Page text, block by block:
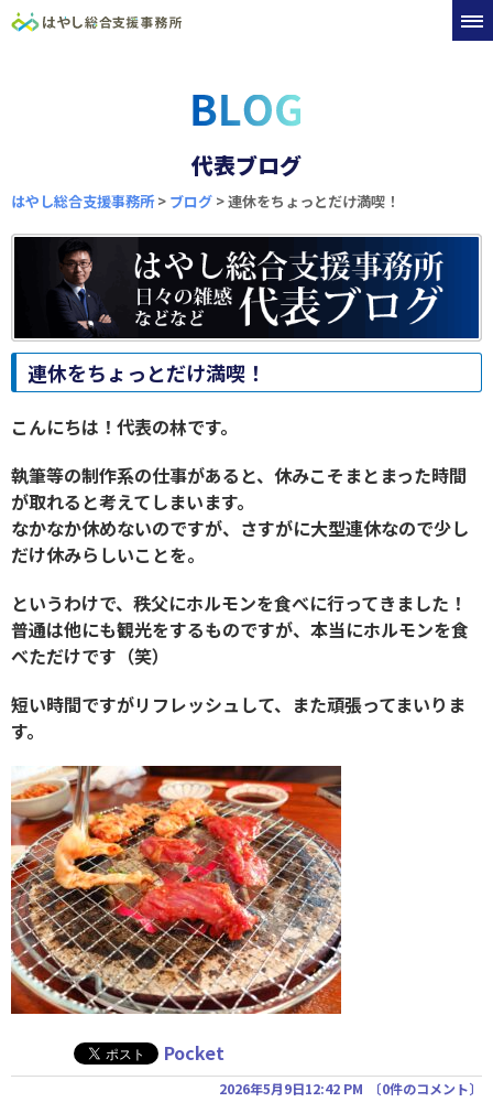
代表ブログ
はやし総合支援事務所> ブログ >連休をちょっとだけ満喫！
連休をちょっとだけ満喫！
こんにちは！代表の林です。
執筆等の制作系の仕事があると、休みこそまとまった時間
が取れると考えてしまいます。
なかなか休めないのですが、さすがに大型連休なので少し
だけ休みらしいことを。
というわけで、秩父にホルモンを食べに行ってきました！
普通は他にも観光をするものですが、本当にホルモンを食
べただけです（笑）
短い時間ですがリフレッシュして、また頑張ってまいりま
す。
Pocket
2026年5月9日12:42 PM 〔0件のコメント〕